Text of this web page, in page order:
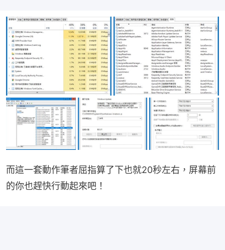
而這一套動作筆者屈指算了下也就20秒左右，屏幕前
的你也趕快行動起來吧！